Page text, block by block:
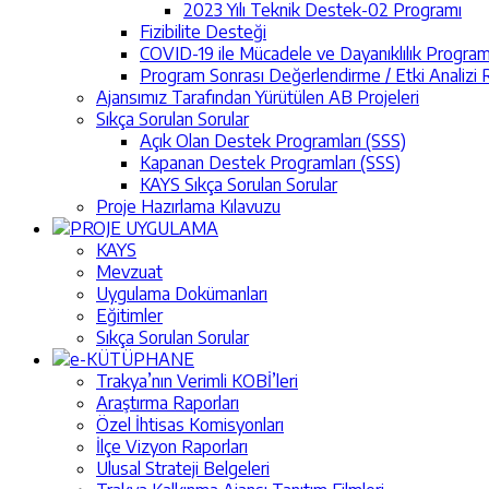
2023 Yılı Teknik Destek-02 Programı
Fizibilite Desteği
COVID-19 ile Mücadele ve Dayanıklılık
Program Sonrası Değerlendirme / Etki Analizi
Ajansımız Tarafından Yürütülen AB Projeleri
Sıkça Sorulan Sorular
Açık Olan Destek Programları (SSS)
Kapanan Destek Programları (SSS)
KAYS Sıkça Sorulan Sorular
Proje Hazırlama Kılavuzu
PROJE UYGULAMA
KAYS
Mevzuat
Uygulama Dokümanları
Eğitimler
Sıkça Sorulan Sorular
e-KÜTÜPHANE
Trakya’nın Verimli KOBİ’leri
Araştırma Raporları
Özel İhtisas Komisyonları
İlçe Vizyon Raporları
Ulusal Strateji Belgeleri